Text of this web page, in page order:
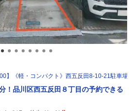
】《軽・コンパクト》西五反田8-10-21駐車場
！品川区西五反田８丁目の予約できる